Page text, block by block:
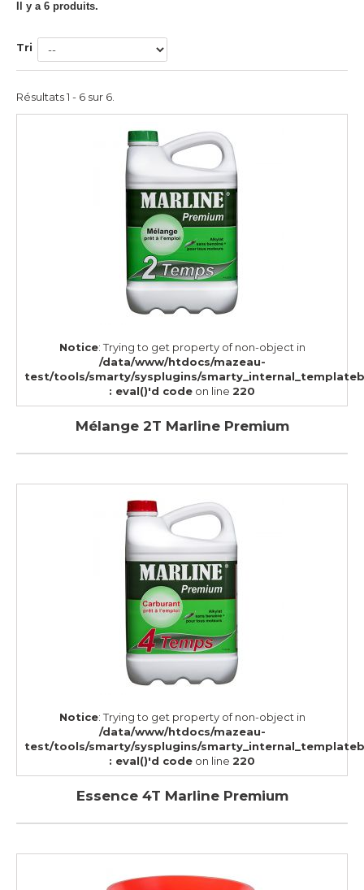
Il y a 6 produits.
Tri
Résultats 1 - 6 sur 6.
Notice: Trying to get property of non-object in
/data/www/htdocs/mazeau-
test/tools/smarty/sysplugins/
: eval()'d code on line 220
Mélange 2T Marline Premium
Notice: Trying to get property of non-object in
/data/www/htdocs/mazeau-
test/tools/smarty/sysplugins/
: eval()'d code on line 220
Essence 4T Marline Premium